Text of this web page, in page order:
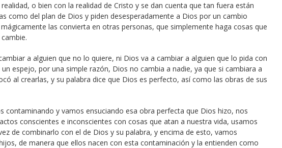
o bien con la realidad de Cristo y se dan cuenta que tan fuera están
como del plan de Dios y piden desesperadamente a Dios por un cambio
las convierta en otras personas, que simplemente haga cosas que
a alguien que no lo quiere, ni Dios va a cambiar a alguien que lo pida con
espejo, por una simple razón, Dios no cambia a nadie, ya que si cambiara a
al crearlas, y su palabra dice que Dios es perfecto, así como las obras de sus
contaminando y vamos ensuciando esa obra perfecta que Dios hizo, nos
conscientes e inconscientes con cosas que atan a nuestra vida, usamos
de combinarlo con el de Dios y su palabra, y encima de esto, vamos
de manera que ellos nacen con esta contaminación y la entienden como